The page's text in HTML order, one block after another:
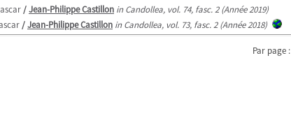
/Jean-Philippe Castillon in Candollea, vol. 74, fasc. 2 (Année 2019)
/Jean-Philippe Castillon in Candollea, vol. 73, fasc. 2 (Année 2018)
Par page :